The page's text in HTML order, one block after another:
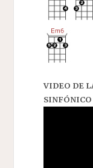
VIDEO DE
SINFÓNICO